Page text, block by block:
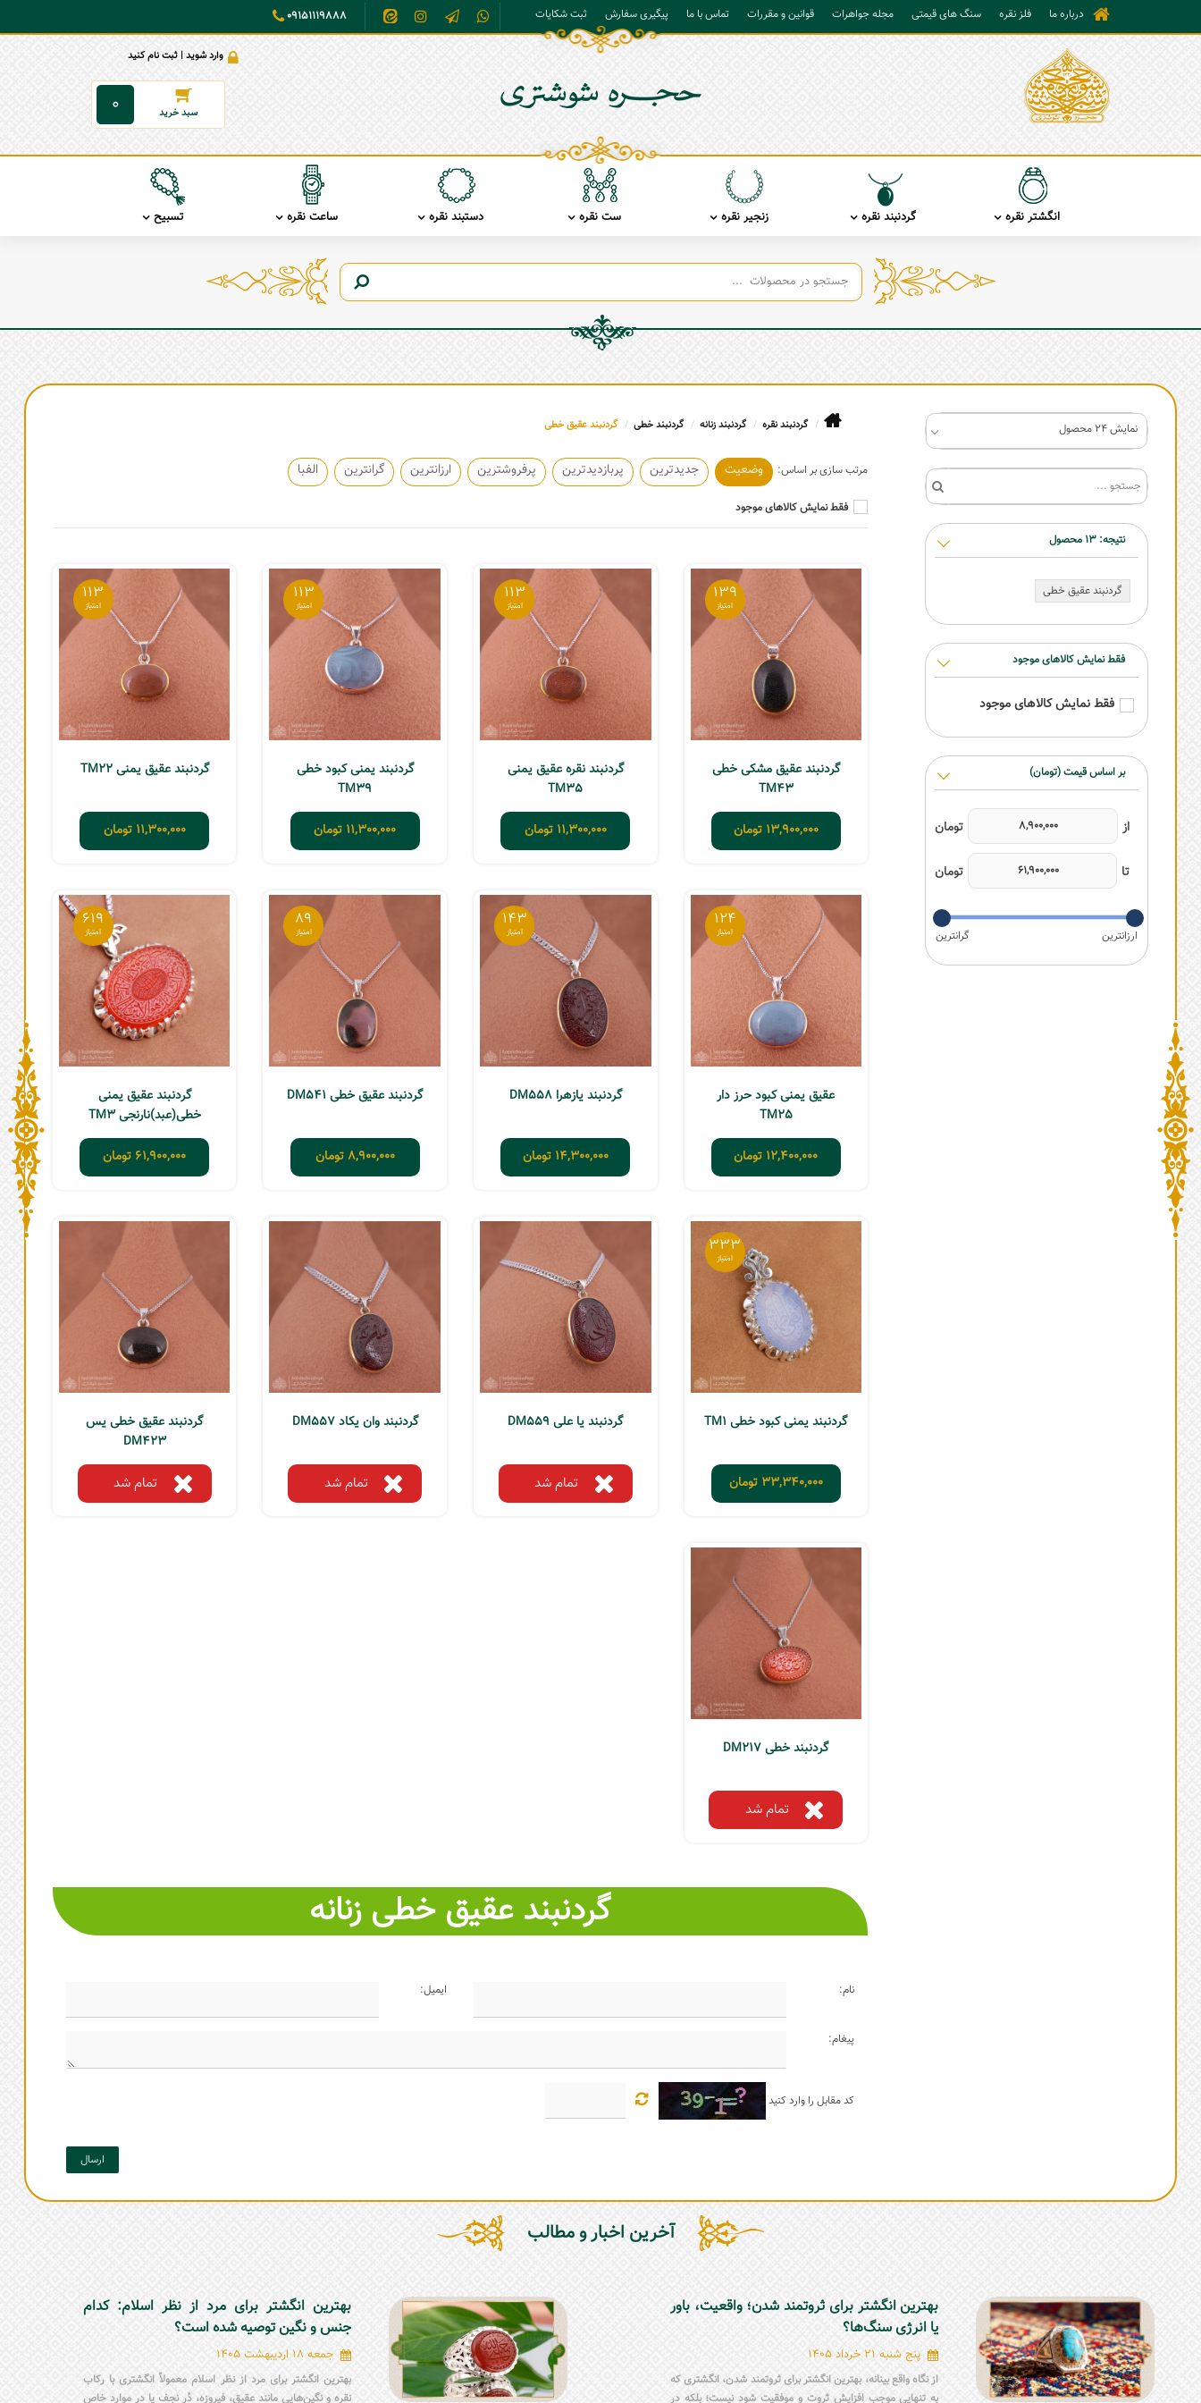
درباره ما فلز نقره سنگ های قیمتی مجله جواهرات قوانین و مقررات تماس با ما پیگیری سفارش ثبت شکایات 09151119888
وارد شوید | ثبت نام کنید
0
انگشتر نقره گردنبند نقره زنجیر نقره ست نقره دستبند نقره ساعت نقره تسبیح
گردنبند نقره گردنبند زنانه گردنبند خطی گردنبند عقیق خطی
وضعیت جدیدترین پربازدیدترین پرفروشترین ارزانترین گرانترین الفبا
فقط نمایش کالاهای موجود
139
گردنبند عقیق مشکی خطی
TM43
13,900,000 تومان
113
گردنبند نقره عقیق یمنی
TM35
11,300,000 تومان
113
گردنبند یمنی کبود خطی
TM39
11,300,000 تومان
113
گردنبند عقیق یمنی TM22
11,300,000 تومان
124
عقیق یمنی کبود حرز دار
TM25
12,400,000 تومان
143
گردنبند یازهرا DM558
14,300,000 تومان
89
گردنبند عقیق خطی DM541
8,900,000 تومان
619
گردنبند عقیق یمنی
خطی(عبد)نارنجی TM3
61,900,000 تومان
333
گردنبند یمنی کبود خطی TM1
33,340,000 تومان
گردنبند یا علی DM559
تمام شد
گردنبند وان یکاد DM557
تمام شد
گردنبند عقیق خطی یس
DM423
تمام شد
گردنبند خطی DM217
تمام شد
گردنبند عقیق خطی زنانه
نام: ایمیل:
پیغام:
کد مقابل را وارد کنید
ارسال
نمایش 24 محصول
نتیجه: 13 محصول
گردنبند عقیق خطی
فقط نمایش کالاهای موجود
فقط نمایش کالاهای موجود
بر اساس قیمت (تومان)
آخرین اخبار و مطالب
بهترین انگشتر برای ثروتمند شدن؛ واقعیت، باور
یا انرژی سنگ‌ها؟
پنج شنبه 21 خرداد 1405
از نگاه واقع بینانه، بهترین انگشتر برای ثروتمند شدن، انگشتری که
به تنهایی موجب افزایش ثروت و موفقیت شود نیست؛ بلکه در
بهترین انگشتر برای مرد از نظر اسلام: کدام
جنس و نگین توصیه شده است؟
جمعه 18 اردیبهشت 1405
بهترین انگشتر برای مرد از نظر اسلام معمولاً انگشتری با رکاب
نقره و نگین‌هایی مانند عقیق، فیروزه، دُر نجف یا در موارد خاص